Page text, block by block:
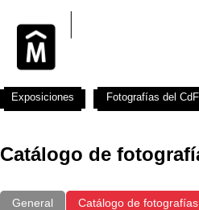
Catálogo de
General Catálogo de fotografías
Exposiciones Fotografías del CdF